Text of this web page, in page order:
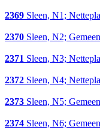
2369 Sleen, N1;
2370 Sleen, N2;
2371 Sleen, N3;
2372 Sleen, N4;
2373 Sleen, N5;
2374 Sleen, N6;